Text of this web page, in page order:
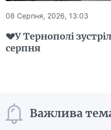
08 Серпня, 2026, 13:03
💔У Тернополі
серпня
Важлива